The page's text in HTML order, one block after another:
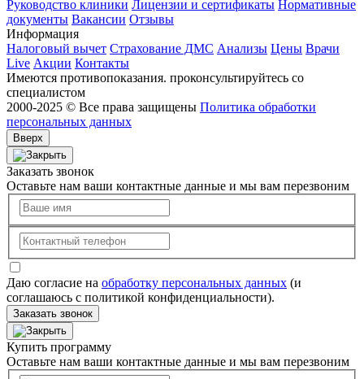
Руководство клиники Лицензии и сертификаты Нормативные
документы Вакансии Отзывы
Информация
Налоговый вычет Страхование ДМС Анализы Цены Врачи
Live Акции Контакты
Имеются противопоказания. проконсультируйтесь со
специалистом
2000-2025 © Все права защищены Политика обработки
персональных данных
Вверх
Заказать звонок
Оставьте нам ваши контактные данные и мы вам перезвоним
Даю согласие на обработку персональных данных (и
соглашаюсь с политикой конфиденциальности).
Заказать звонок
Купить программу
Оставьте нам ваши контактные данные и мы вам перезвоним